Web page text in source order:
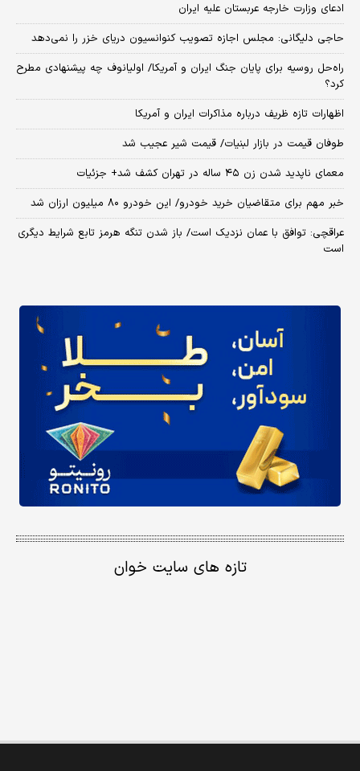
ادعای وزارت خارجه عربستان علیه ایران
حاجی دلیگانی: مجلس اجازه تصویب کنوانسیون دریای خزر را نمی‌دهد
راه‌حل روسیه برای پایان جنگ ایران و آمریکا/ اولیانوف چه پیشنهادی مطرح
کرد؟
اظهارات تازه ظریف درباره مذاکرات ایران و آمریکا
طوفان قیمت در بازار لبنیات/ قیمت شیر عجیب شد
معمای ناپدید شدن زن ۴۵ ساله در تهران کشف شد+ جزئیات
خبر مهم برای متقاضیان خرید خودرو/ این خودرو ۸۰ میلیون ارزان شد
عراقچی: توافق با عمان نزدیک است/ باز شدن تنگه هرمز تابع شرایط دیگری
است
تازه های سایت خوان